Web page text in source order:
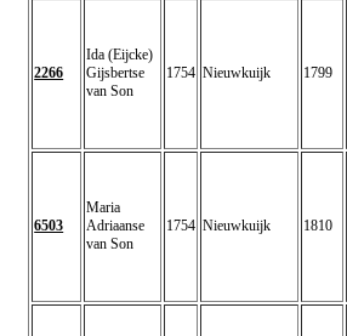
2266
Ida (Eijcke)
Gijsbertse
van Son
1754 Nieuwkuijk 1799
6503
Maria
Adriaanse
van Son
1754 Nieuwkuijk 1810